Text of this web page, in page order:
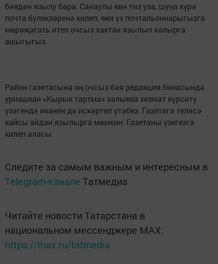
бәядән язылу бара. Санаулы көн тиз уза, шуңа күрә
почта бүлекләренә килеп, яки үз почтальоннарыгызга
мөрәҗәгать итеп очсыз хактан язылып калырга
ашыгыгыз.
Район газетасына иң очсыз бәя редакция бинасында
урнашкан «Кырык тартма» халыкка хезмәт күрсәтү
үзәгендә икәнен дә искәртеп үтәбез. Газетага теләсә
кайсы айдан язылырга мөмкин. Газетаны үзегезгә
килеп аласы.
Следите за самым важным и интересным в
Telegram-канале Татмедиа
Читайте новости Татарстана в
национальном мессенджере MАХ:
https://max.ru/tatmedia